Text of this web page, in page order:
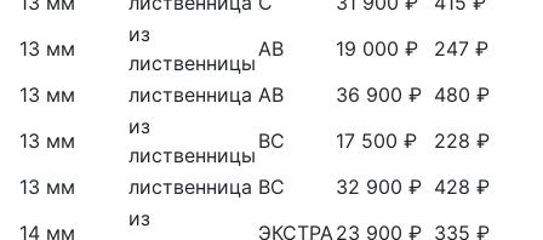
13 мм
из
лиственницы
АВ 19 000 ₽
247 ₽
13 мм
лиственница АВ 36 900 ₽ 480 ₽
13 мм
из
лиственницы
ВС 17 500 ₽
228 ₽
13 мм
лиственница ВС 32 900 ₽ 428 ₽
14 мм
из
ЭКСТРА23 900 ₽ 335 ₽